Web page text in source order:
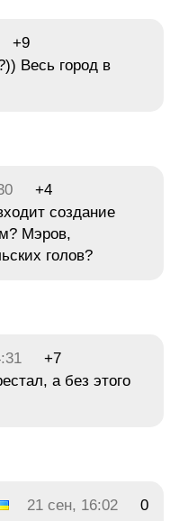
+9
Весь город в
+4
создание
Мэров,
голов?
+7
а без этого
21 сен, 16:02 0